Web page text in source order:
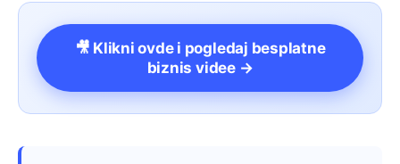
🎥 Klikni ovde i pogledaj besplatne
biznis videe →